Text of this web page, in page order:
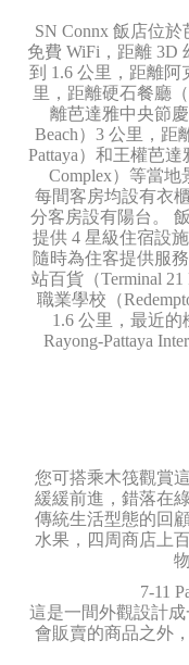
SN Connx 飯店位
免費 WiFi，距離 3D
到 1.6 公里，距離阿
里，距離硬石餐廳
離芭達雅中央節慶
Beach）3 公里，距
Pattaya）和王權芭
Complex）等當地
每間客房均設有衣
分客房設有陽台。
提供 4 星級住宿設
隨時為住客提供服
站百貨（Terminal
職業學校（
1.6 公里，最近的
Rayong-Pattaya
您可搭乘木筏觀賞
緩緩前進，錯落在
傳統生活型態的回
水果，四周商店上
7-11
這是一間外觀設計成
會販賣的商品之外